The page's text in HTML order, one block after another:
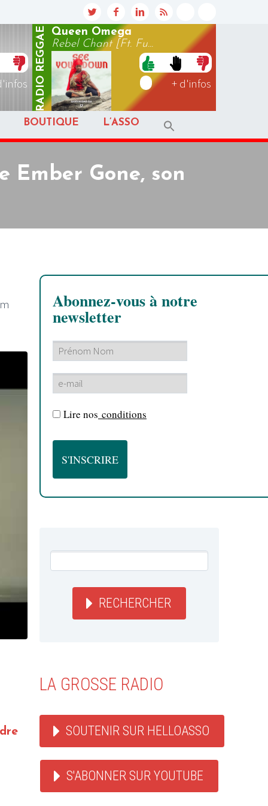
RADIO
REGGAE
Queen Omega
Rebel Chant [Ft. Fu...
+ d'infos
BOUTIQUE L’ASSO
Ember Gone, son
Abonnez-vous à notre
newsletter
Lire nos conditions
RECHERCHER
LA GROSSE RADIO
SOUTENIR SUR HELLOASSO
S'ABONNER SUR YOUTUBE